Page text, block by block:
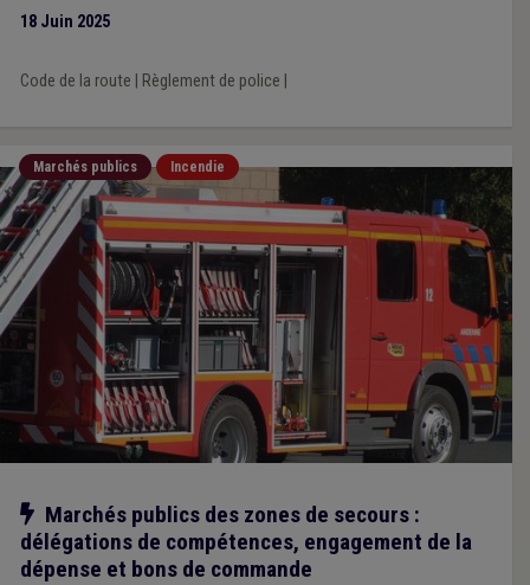
18 Juin 2025
Code de la route Règlement de police
Marchés publics Incendie
Notre action
Marchés publics des zones de secours :
délégations de compétences, engagement de la
dépense et bons de commande